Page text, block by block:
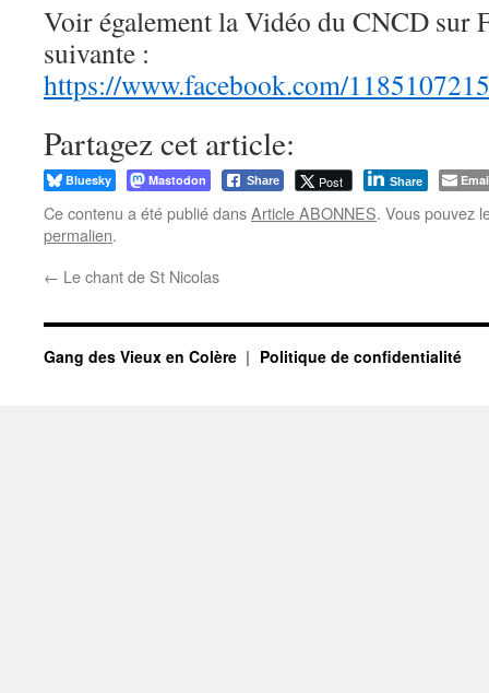
Voir également la Vidéo du CNCD sur
suivante :
https://www.facebook.com/
Partagez cet article:
Bluesky Mastodon Share Post Share
Ce contenu a été publié dansArticle ABONNES. Vous pouvez
permalien.
← Le chant de St Nicolas
Gang des Vieux en Colère Politique de confidentialité